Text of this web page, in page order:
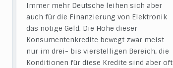
Immer mehr Deutsche leihen sich aber
auch für die Finanzierung von Elektronik
das nötige Geld. Die Höhe dieser
Konsumentenkredite bewegt zwar meist
nur im drei- bis vierstelligen Bereich, die
Konditionen für diese Kredite sind aber oft